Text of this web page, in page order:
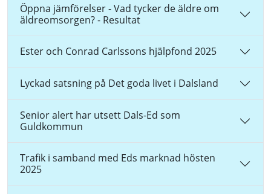
Öppna jämförelser - Vad tycker de äldre om
äldreomsorgen? - Resultat
Ester och Conrad Carlssons hjälpfond 2025
Lyckad satsning på Det goda livet i Dalsland
Senior alert har utsett Dals-Ed som
Guldkommun
Trafik i samband med Eds marknad hösten
2025